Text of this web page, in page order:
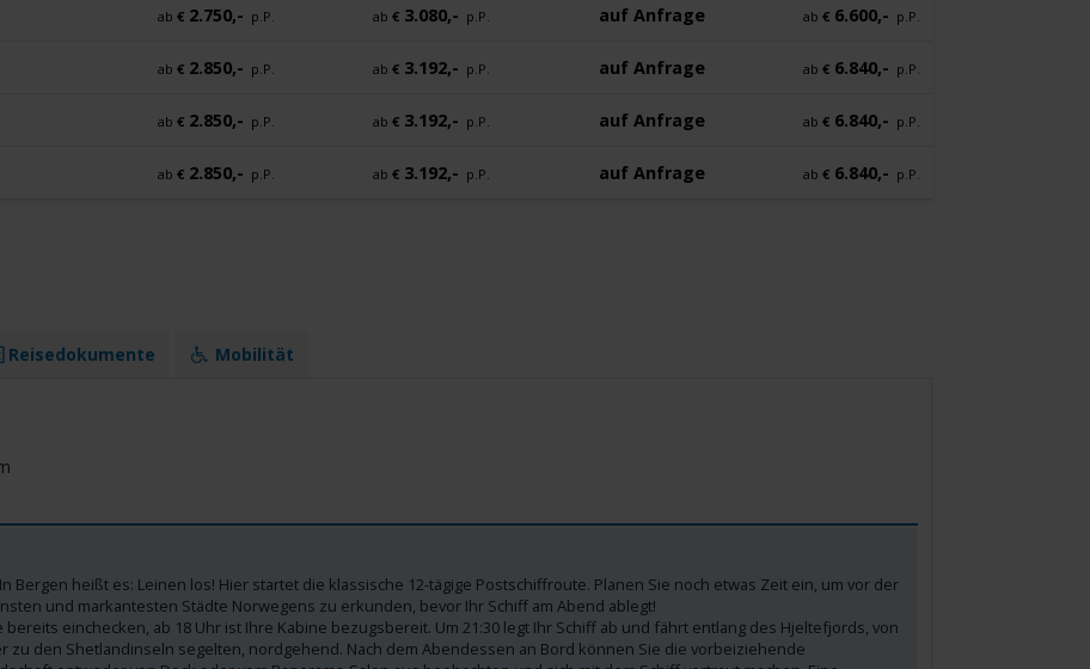
ab € 2.750,- p.P. ab € 3.080,- p.P. auf Anfrage ab € 6.600,- p.P.
ab € 2.850,- p.P. ab € 3.192,- p.P. auf Anfrage ab € 6.840,- p.P.
ab € 2.850,- p.P. ab € 3.192,- p.P. auf Anfrage ab € 6.840,- p.P.
ab € 2.850,- p.P. ab € 3.192,- p.P. auf Anfrage ab € 6.840,- p.P.
Reisedokumente Mobilität
Bergen heißt es: Leinen los! Hier startet die klassische 12-tägige Postschiffroute. Planen Sie noch etwas Zeit ein, um vor der
und markantesten Städte Norwegens zu erkunden, bevor Ihr Schiff am Abend ablegt!
bereits einchecken, ab 18 Uhr ist Ihre Kabine bezugsbereit. Um 21:30 legt Ihr Schiff ab und fährt entlang des Hjeltefjords, von
zu den Shetlandinseln segelten, nordgehend. Nach dem Abendessen an Bord können Sie die vorbeiziehende